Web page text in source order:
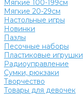
Мягкие 100-199см
Мягкие 20-29см
Настольные игры
Новинки
Пазлы
Песочные наборы
Пластиковые игрушки
Радиоуправление
Сумки, рюкзаки
Творчество
Товары для девочек